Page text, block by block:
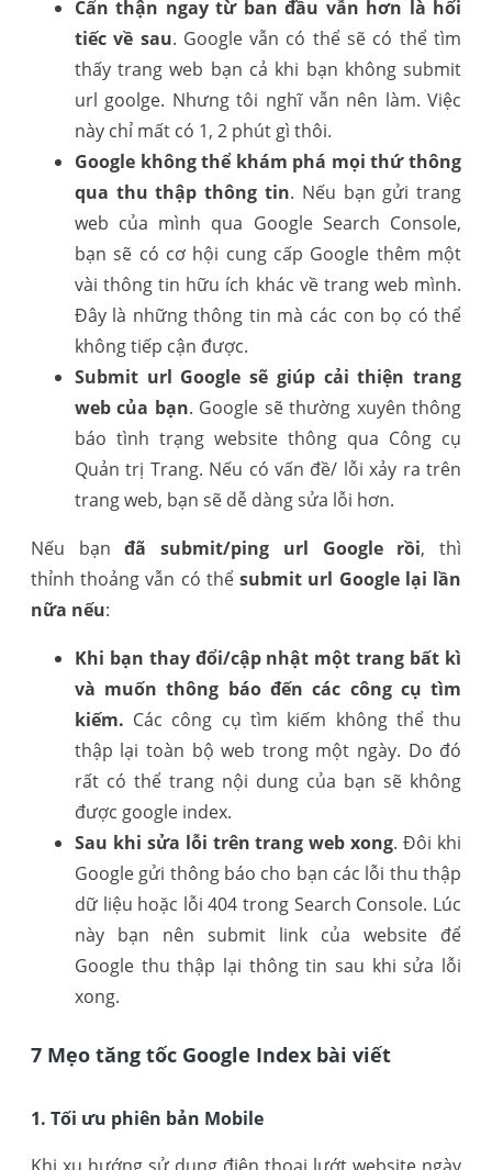
Cẩn thận ngay từ ban đầu vẫn hơn là hối
tiếc về sau. Google vẫn có thể sẽ có thể tìm
thấy trang web bạn cả khi bạn không submit
url goolge. Nhưng tôi nghĩ vẫn nên làm. Việc
này chỉ mất có 1, 2 phút gì thôi.
Google không thể khám phá mọi thứ thông
qua thu thập thông tin. Nếu bạn gửi trang
web của mình qua Google Search Console,
bạn sẽ có cơ hội cung cấp Google thêm một
vài thông tin hữu ích khác về trang web mình.
Đây là những thông tin mà các con bọ có thể
không tiếp cận được.
Submit url Google sẽ giúp cải thiện trang
web của bạn. Google sẽ thường xuyên thông
báo tình trạng website thông qua Công cụ
Quản trị Trang. Nếu có vấn đề/ lỗi xảy ra trên
trang web, bạn sẽ dễ dàng sửa lỗi hơn.
Nếu bạnđã submit/ping url Google rồi, thì
thỉnh thoảng vẫn có thểsubmit url Google lại lần
nữa nếu:
Khi bạn thay đổi/cập nhật một trang bất kì
và muốn thông báo đến các công cụ tìm
kiếm. Các công cụ tìm kiếm không thể thu
thập lại toàn bộ web trong một ngày. Do đó
rất có thể trang nội dung của bạn sẽ không
được google index.
Sau khi sửa lỗi trên trang web xong. Đôi khi
Google gửi thông báo cho bạn các lỗi thu thập
dữ liệu hoặc lỗi 404 trong Search Console. Lúc
này bạn nên submit link của website để
Google thu thập lại thông tin sau khi sửa lỗi
xong.
7 Mẹo tăng tốc Google Index bài viết
1. Tối ưu phiên bản Mobile